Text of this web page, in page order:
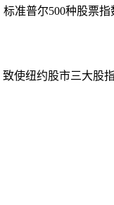
准普尔500种股票
使纽约股市三大股指